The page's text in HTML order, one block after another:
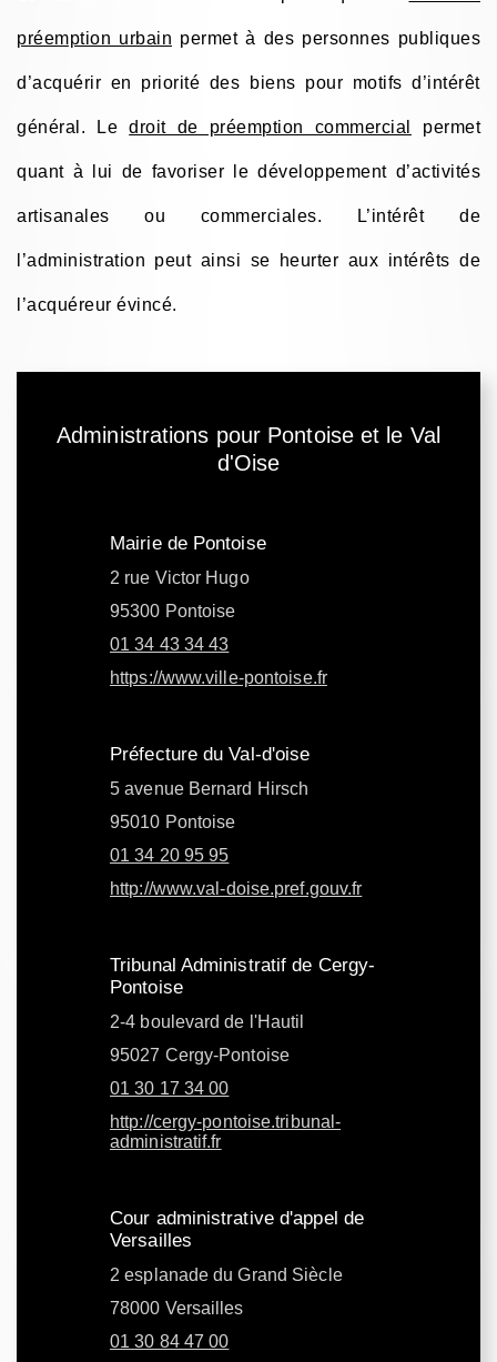
préemption urbain permet à des personnes publiques
d’acquérir en priorité des biens pour motifs d’intérêt
général. Ledroit de préemption commercial permet
quant à lui de favoriser le développement d’activités
artisanales ou commerciales. L’intérêt de
l’administration peut ainsi se heurter aux intérêts de
l’acquéreur évincé.
Administrations pour Pontoise et le Val
d'Oise
Mairie de Pontoise
2 rue Victor Hugo
95300 Pontoise
01 34 43 34 43
https://www.ville-pontoise.fr
Préfecture du Val-d'oise
5 avenue Bernard Hirsch
95010 Pontoise
01 34 20 95 95
http://www.val-doise.pref.gouv.fr
Tribunal Administratif de Cergy-
Pontoise
2-4 boulevard de l'Hautil
95027 Cergy-Pontoise
01 30 17 34 00
http://cergy-pontoise.tribunal-
administratif.fr
Cour administrative d'appel de
Versailles
2 esplanade du Grand Siècle
78000 Versailles
01 30 84 47 00